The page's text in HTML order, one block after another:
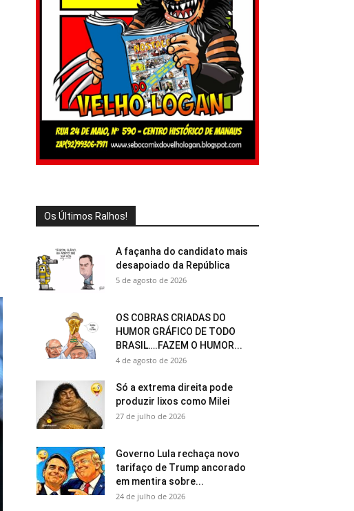
Os Últimos Ralhos!
A façanha do candidato mais
desapoiado da República
5 de agosto de 2026
OS COBRAS CRIADAS DO
HUMOR GRÁFICO DE TODO
BRASIL….FAZEM O HUMOR...
4 de agosto de 2026
Só a extrema direita pode
produzir lixos como Milei
27 de julho de 2026
Governo Lula rechaça novo
tarifaço de Trump ancorado
em mentira sobre...
24 de julho de 2026